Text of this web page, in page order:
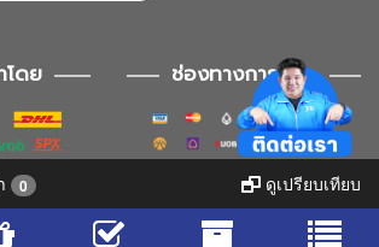
ดย ช่องทางการชำระ
ช่องทางการติดตาม
0 ดูเปรียบเทียบ